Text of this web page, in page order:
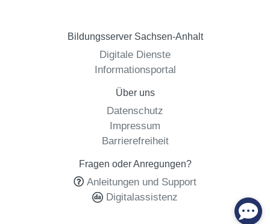
Bildungsserver Sachsen-Anhalt
Digitale Dienste
Informationsportal
Über uns
Datenschutz
Impressum
Barrierefreiheit
Fragen oder Anregungen?
Anleitungen und Support
Digitalassistenz